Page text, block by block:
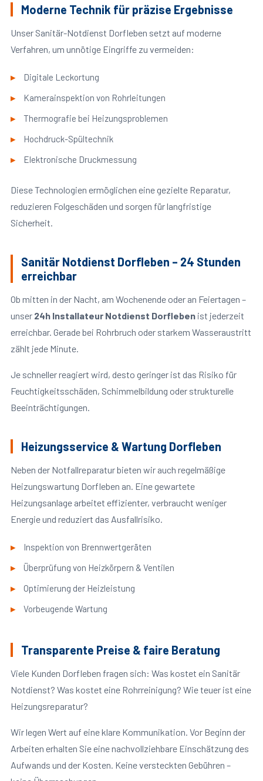
Moderne Technik für präzise Ergebnisse
Unser Sanitär-Notdienst Dorfleben setzt auf moderne
Verfahren, um unnötige Eingriffe zu vermeiden:
Digitale Leckortung
Kamerainspektion von Rohrleitungen
Thermografie bei Heizungsproblemen
Hochdruck-Spültechnik
Elektronische Druckmessung
Diese Technologien ermöglichen eine gezielte Reparatur,
reduzieren Folgeschäden und sorgen für langfristige
Sicherheit.
Sanitär Notdienst Dorfleben – 24 Stunden
erreichbar
Ob mitten in der Nacht, am Wochenende oder an Feiertagen –
unser 24h Installateur Notdienst Dorflebenist jederzeit
erreichbar. Gerade bei Rohrbruch oder starkem Wasseraustritt
zählt jede Minute.
Je schneller reagiert wird, desto geringer ist das Risiko für
Feuchtigkeitsschäden, Schimmelbildung oder strukturelle
Beeinträchtigungen.
Heizungsservice & Wartung Dorfleben
Neben der Notfallreparatur bieten wir auch regelmäßige
Heizungswartung Dorfleben an. Eine gewartete
Heizungsanlage arbeitet effizienter, verbraucht weniger
Energie und reduziert das Ausfallrisiko.
Inspektion von Brennwertgeräten
Überprüfung von Heizkörpern & Ventilen
Optimierung der Heizleistung
Vorbeugende Wartung
Transparente Preise & faire Beratung
Viele Kunden Dorfleben fragen sich: Was kostet ein Sanitär
Notdienst? Was kostet eine Rohrreinigung? Wie teuer ist eine
Heizungsreparatur?
Wir legen Wert auf eine klare Kommunikation. Vor Beginn der
Arbeiten erhalten Sie eine nachvollziehbare Einschätzung des
Aufwands und der Kosten. Keine versteckten Gebühren –